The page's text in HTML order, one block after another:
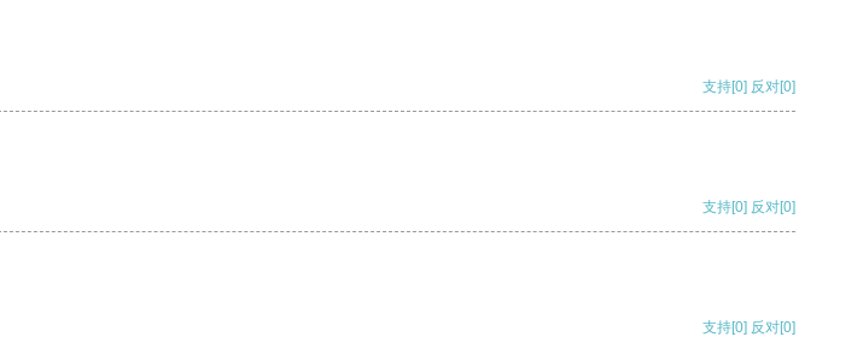
支持[0] 反对[0]
支持[0] 反对[0]
支持[0] 反对[0]